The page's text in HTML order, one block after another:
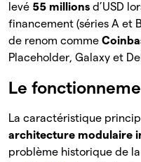
levé 55 millions d’USD
financement (séries A et
de renom comme
Placeholder, Galaxy et
Le
La caractéristique
architecture modulaire
problème historique de